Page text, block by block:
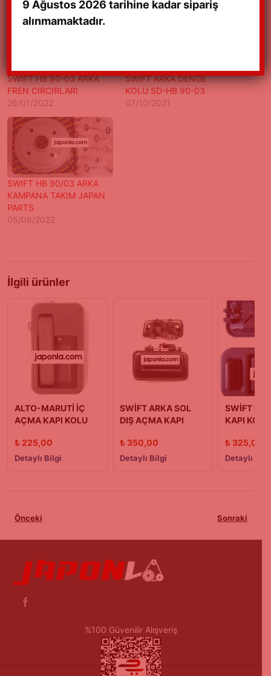
SWIFT HB 90-03 ARKA
FREN CIRCIRLARI
26/01/2022
SWIFT ARKA DENGE
KOLU SD-HB 90-03
07/10/2021
SWIFT HB 90/03 ARKA
KAMPANA TAKIM JAPAN
PARTS
05/08/2022
İlgili ürünler
ALTO-MARUTİ İÇ
AÇMA KAPI KOLU
₺ 225,00
Detaylı Bilgi
SWİFT ARKA SOL
DIŞ AÇMA KAPI
₺ 350,00
Detaylı Bilgi
SWİFT İÇ
KAPI
Tip)
₺ 325,00
Detaylı
Önceki Sonraki
%100 Güvenilir Alışveriş
9 Ağustos 2026 tarihine kadar sipariş
alınmamaktadır.